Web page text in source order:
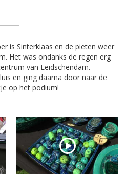
is Sinterklaas en de pieten weer
Het was ondanks de regen erg
van Leidschendam.
en ging daarna door naar de
op het podium!